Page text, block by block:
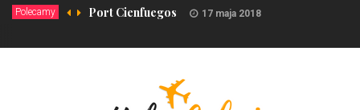
Polecamy Port Cienfuegos 17 maja 2018